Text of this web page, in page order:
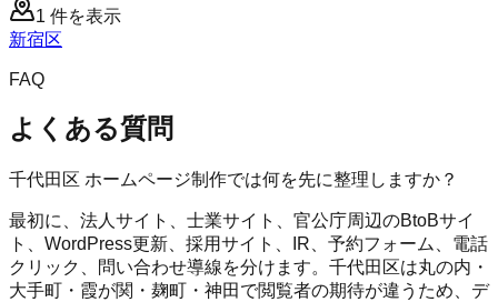
1 件を表示
新宿区
FAQ
よくある質問
千代田区 ホームページ制作では何を先に整理しますか？
最初に、法人サイト、士業サイト、官公庁周辺のBtoBサイ
ト、WordPress更新、採用サイト、IR、予約フォーム、電話
クリック、問い合わせ導線を分けます。千代田区は丸の内・
大手町・霞が関・麹町・神田で閲覧者の期待が違うため、デ